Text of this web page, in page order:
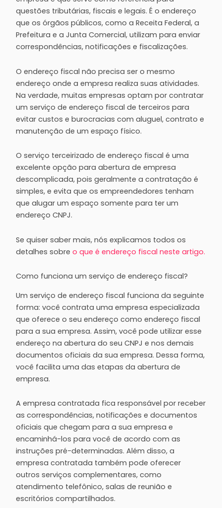
questões tributárias, fiscais e legais. É o endereço
que os órgãos públicos, como a Receita Federal, a
Prefeitura e a Junta Comercial, utilizam para enviar
correspondências, notificações e fiscalizações.
O endereço fiscal não precisa ser o mesmo
endereço onde a empresa realiza suas atividades.
Na verdade, muitas empresas optam por contratar
um serviço de endereço fiscal de terceiros para
evitar custos e burocracias com aluguel, contrato e
manutenção de um espaço físico.
O serviço terceirizado de endereço fiscal é uma
excelente opção para abertura de empresa
descomplicada, pois geralmente a contratação é
simples, e evita que os empreendedores tenham
que alugar um espaço somente para ter um
endereço CNPJ.
Se quiser saber mais, nós explicamos todos os
detalhes sobre o que é endereço fiscal neste artigo.
Como funciona um serviço de endereço fiscal?
Um serviço de endereço fiscal funciona da seguinte
forma: você contrata uma empresa especializada
que oferece o seu endereço como endereço fiscal
para a sua empresa. Assim, você pode utilizar esse
endereço na abertura do seu CNPJ e nos demais
documentos oficiais da sua empresa. Dessa forma,
você facilita uma das etapas da abertura de
empresa.
A empresa contratada fica responsável por receber
as correspondências, notificações e documentos
oficiais que chegam para a sua empresa e
encaminhá-los para você de acordo com as
instruções pré-determinadas. Além disso, a
empresa contratada também pode oferecer
outros serviços complementares, como
atendimento telefônico, salas de reunião e
escritórios compartilhados.